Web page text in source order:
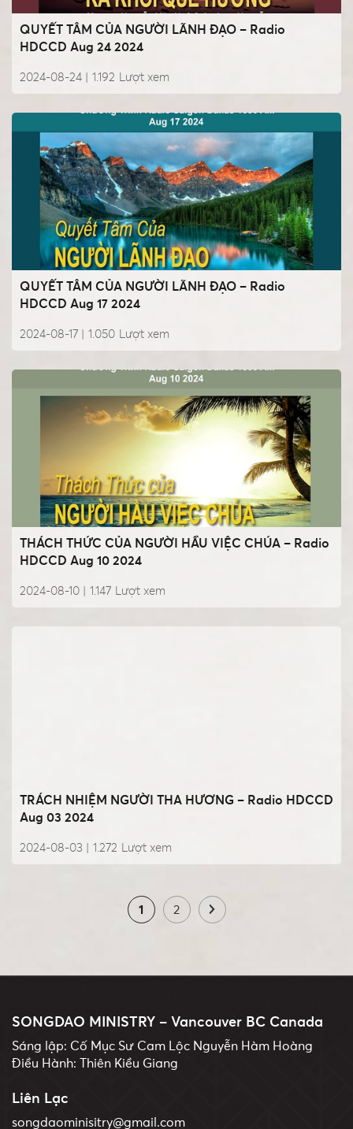
QUYẾT TÂM CỦA NGƯỜI LÃNH ĐẠO – Radio
HDCCD Aug 24 2024
2024-08-24 | Lượt xem
1.192
QUYẾT TÂM CỦA NGƯỜI LÃNH ĐẠO – Radio
HDCCD Aug 17 2024
2024-08-17 | Lượt xem
1.050
THÁCH THỨC CỦA NGƯỜI HẦU VIỆC CHÚA – Radio
HDCCD Aug 10 2024
2024-08-10 | Lượt xem
1.147
TRÁCH NHIỆM NGƯỜI THA HƯƠNG – Radio HDCCD
Aug 03 2024
2024-08-03 | Lượt xem
1.272
1 2
SONGDAO MINISTRY – Vancouver BC Canada
Sáng lập: Cố Mục Sư Cam Lộc Nguyễn Hàm Hoàng
Điều Hành: Thiên Kiều Giang
Liên Lạc
songdaominisitry@gmail.com